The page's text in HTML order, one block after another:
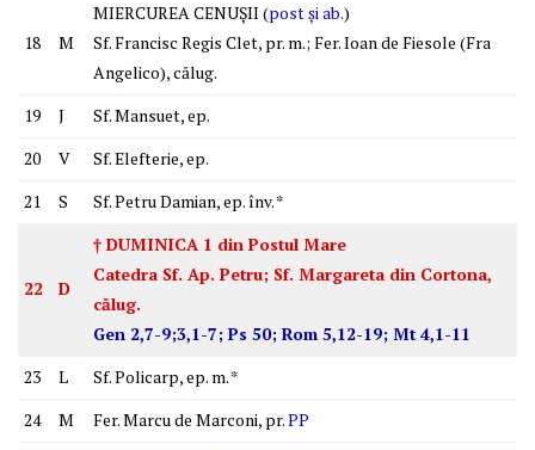
18 M
MIERCUREA CENUŞII (post şi ab.)
Sf. Francisc Regis Clet, pr. m.; Fer. Ioan de Fiesole (Fra
Angelico), călug.
19
J
Sf. Mansuet, ep.
20
V
Sf. Elefterie, ep.
21
S Sf. Petru Damian, ep. înv. *
22 D
† DUMINICA 1 din Postul Mare
Catedra Sf. Ap. Petru; Sf. Margareta din Cortona,
călug.
Gen 2,7-9;3,1-7; Ps 50; Rom 5,12-19; Mt 4,1-11
23
L
Sf. Policarp, ep. m. *
24
M Fer. Marcu de Marconi, pr.PP